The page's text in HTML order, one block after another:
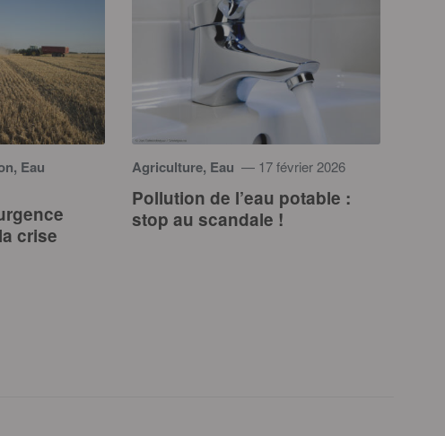
Eau
crise
Agriculture, Eau — 17 février 2026
Pollution de l’eau potable :
stop au scandale !